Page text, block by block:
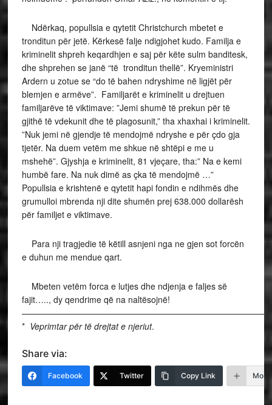
Ndërkaq, popullsia e qytetit Christchurch mbetet e
tronditun për jetë. Kërkesë falje ndigjohet kudo. Familja e
kriminelit shpreh keqardhjen e saj për këte sulm banditesk,
dhe shprehen se janë “të tronditun thellë”. Kryeministri
Ardern u zotue se “do të bahen ndryshime në ligjët për
blemjen e armëve”. Familjarët e kriminelit u drejtuen
familjarëve të viktimave: ”Jemi shumë të prekun për të
gjithë të vdekunit dhe të plagosunit,” tha xhaxhai i kriminelit.
”Nuk jemi në gjendje të mendojmë ndryshe e për çdo gja
tjetër. Na duem vetëm me shkue në shtëpi e me u
mshehë”. Gjyshja e kriminelit, 81 vjeçare, tha:” Na e kemi
humbë fare. Na nuk dimë as çka të mendojmë …”
Popullsia e krishtenë e qytetit hapi fondin e ndihmës dhe
grumulloi mbrenda nji dite shumën prej 638.000 dollarësh
për familjet e viktimave.
Para nji tragjedie të këtill asnjeni nga ne gjen sot forcën
e duhun me mendue qart.
Mbeten vetëm forca e lutjes dhe ndjenja e faljes së
fajit….., dy qendrime që na naltësojnë!
* Veprimtar për të drejtat e njeriut.
Share via:
Facebook Twitter Copy Link More